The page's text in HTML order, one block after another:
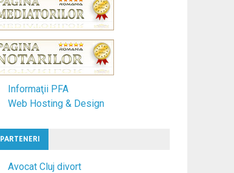
Informaţii PFA
Web Hosting & Design
PARTENERI
Avocat Cluj divort